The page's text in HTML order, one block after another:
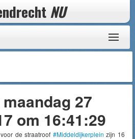
NU
27
om 16:41:29
de straatroof #Middeldijkerplein zijn 16